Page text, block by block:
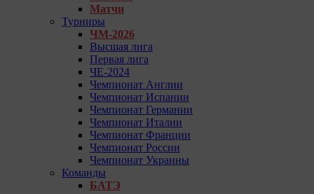
Матчи
Турниры
ЧМ-2026
Высшая лига
Первая лига
ЧЕ-2024
Чемпионат Англии
Чемпионат Испании
Чемпионат Германии
Чемпионат Италии
Чемпионат Франции
Чемпионат России
Чемпионат Украины
Команды
БАТЭ